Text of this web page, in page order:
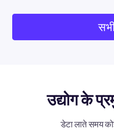
उद्योग के
डेटा लाते समय